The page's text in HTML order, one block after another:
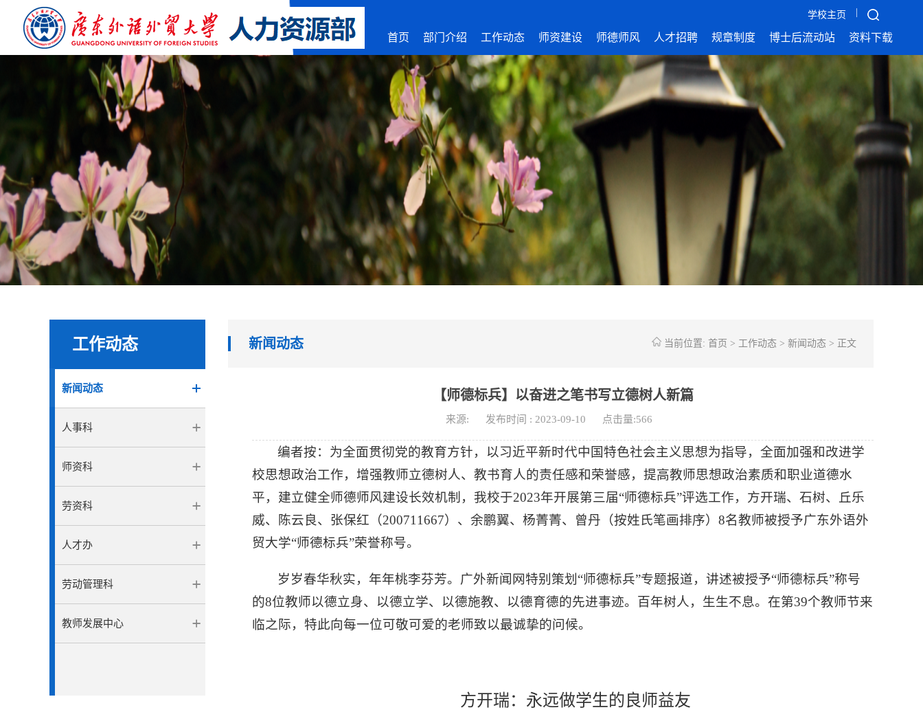
学校主页
首页 部门介绍 工作动态 师资建设 师德师风 人才招聘 规章制度 博士后流动站 资料下载
工作动态
新闻动态
人事科
师资科
劳资科
人才办
劳动管理科
教师发展中心
当前位置: 首页 > 工作动态 > 新闻动态 > 正文
新闻动态
【师德标兵】以奋进之笔书写立德树人新篇
来源: 发布时间 : 2023-09-10 点击量:566
编者按： 为全面贯彻党的教育方针，以习近平新时代中国特色社会主义思想为指导，全面加强和改进学
校思想政治工作，增强教师立德树人、教书育人的责任感和荣誉感，提高教师思想政治素质和职业道德水
平，建立健全师德师风建设长效机制，我校于2023年开展第三届“师德标兵”评选工作，方开瑞、石树、丘乐
威、陈云良、张保红（200711667）、余鹏翼、杨菁菁、曾丹（按姓氏笔画排序）8名教师被授予广东外语外
贸大学“师德标兵”荣誉称号。
岁岁春华秋实，年年桃李芬芳。广外新闻网特别策划“师德标兵”专题报道，讲述被授予“师德标兵”称号
的8位教师以德立身、以德立学、以德施教、以德育德的先进事迹。百年树人，生生不息。在第39个教师节来
临之际，特此向每一位可敬可爱的老师致以最诚挚的问候。
方开瑞：永远做学生的良师益友